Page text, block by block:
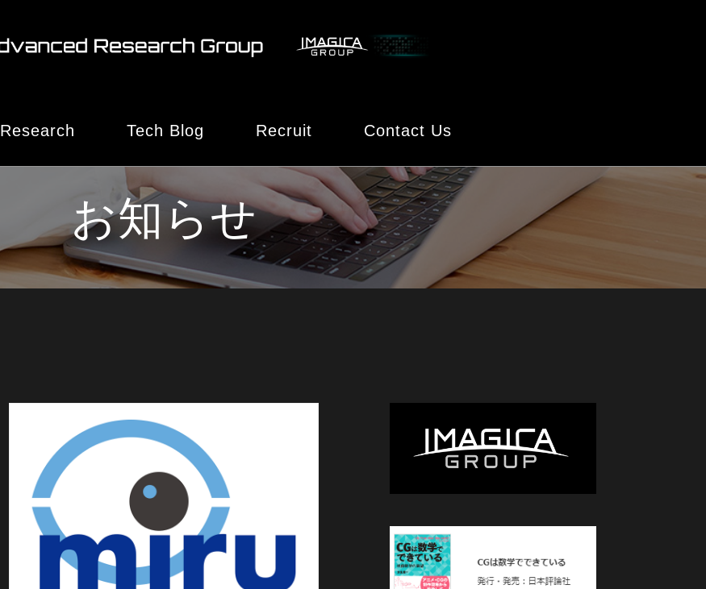
Research Tech Blog
特集・インタビュー
技術ブログ
製品・サービス
Recruit Contact Us
お知らせ